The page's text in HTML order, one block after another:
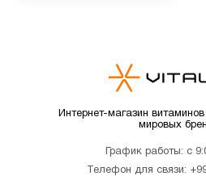
Интернет-магазин
мировых
График работы: с
Телефон для связи: